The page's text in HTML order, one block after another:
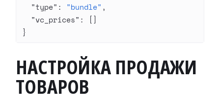
  "type"
: "bundle" ,
  "vc_prices"
: []
}
НАСТРОЙКА ПРОДАЖИ
ТОВАРОВ